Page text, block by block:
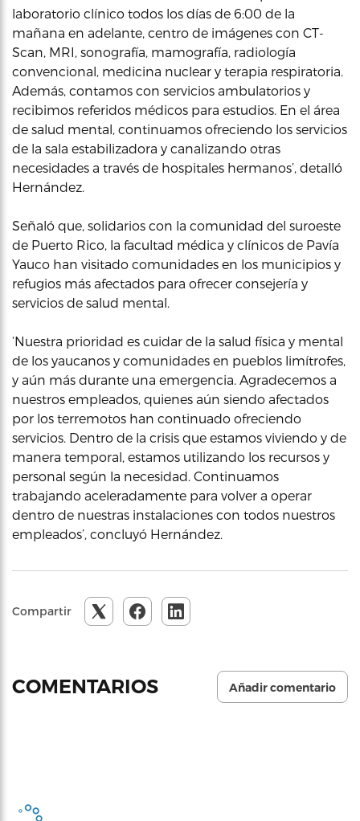
laboratorio clínico todos los días de 6:00 de la
mañana en adelante, centro de imágenes con CT-
Scan, MRI, sonografía, mamografía, radiología
convencional, medicina nuclear y terapia respiratoria.
Además, contamos con servicios ambulatorios y
recibimos referidos médicos para estudios. En el área
de salud mental, continuamos ofreciendo los servicios
de la sala estabilizadora y canalizando otras
necesidades a través de hospitales hermanos’, detalló
Hernández.
Señaló que, solidarios con la comunidad del suroeste
de Puerto Rico, la facultad médica y clínicos de Pavía
Yauco han visitado comunidades en los municipios y
refugios más afectados para ofrecer consejería y
servicios de salud mental.
‘Nuestra prioridad es cuidar de la salud física y mental
de los yaucanos y comunidades en pueblos limítrofes,
y aún más durante una emergencia. Agradecemos a
nuestros empleados, quienes aún siendo afectados
por los terremotos han continuado ofreciendo
servicios. Dentro de la crisis que estamos viviendo y de
manera temporal, estamos utilizando los recursos y
personal según la necesidad. Continuamos
trabajando aceleradamente para volver a operar
dentro de nuestras instalaciones con todos nuestros
empleados’, concluyó Hernández.
Compartir
COMENTARIOS Añadir comentario